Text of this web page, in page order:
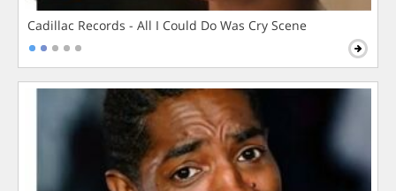
Cadillac Records - All I Could Do Was Cry Scene